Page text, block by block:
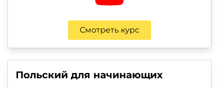
Смотреть курс
Польский для начинающих